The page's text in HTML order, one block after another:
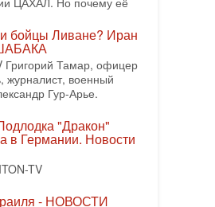
заберет его на этот
не раз кардинально
Израиля. Достаточно
ба-алия», когда
на самом деле
Израиля Биньямина
с Дональдом Трампом
ответов. Полная
бойцы Ливане? Иран
Григорий Тамар, офицер
журналист, военный
Гур-Арье.
"Дракон"
в Германии. Новости
TV
- НОВОСТИ